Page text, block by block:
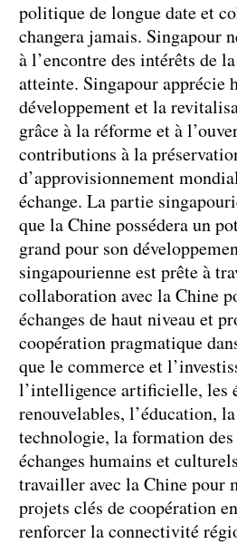
politique de longue date et
changera jamais. Singapour
à l’encontre des intérêts de
atteinte. Singapour apprécie
développement et la
grâce à la réforme et à
contributions à la
d’approvisionnement
échange. La partie
que la Chine possédera un
grand pour son
singapourienne est prête à
collaboration avec la Chine
échanges de haut niveau et
coopération pragmatique
que le commerce et
l’intelligence artificielle, les
renouvelables, l’éducation,
technologie, la formation
échanges humains et
travailler avec la Chine pour
projets clés de coopération
renforcer la connectivité